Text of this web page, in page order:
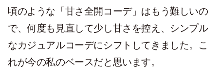
頃のような「甘さ全開コーデ」はもう難しいの
で、何度も見直して少し甘さを控え、シンプル
なカジュアルコーデにシフトしてきました。こ
れが今の私のベースだと思います。